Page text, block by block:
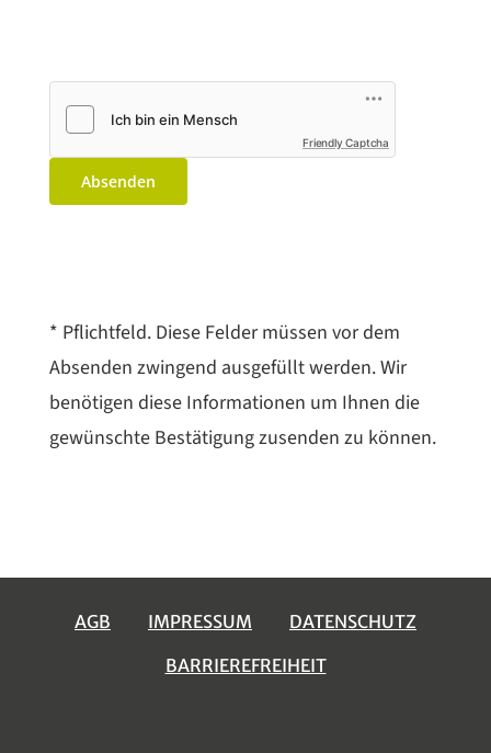
Friendly Captcha
Absenden
* Pflichtfeld. Diese Felder müssen vor dem
Absenden zwingend ausgefüllt werden. Wir
benötigen diese Informationen um Ihnen die
gewünschte Bestätigung zusenden zu können.
AGB IMPRESSUM
DATENSCHUTZ
BARRIEREFREIHEIT